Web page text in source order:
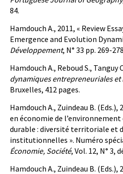
84.
Hamdouch A., 2011, « Review
Emergence and Evolution
Développement, N° 33 pp. 269-
Hamdouch A., Reboud S., Tanguy
dynamiques entrepreneuriales
Bruxelles, 412 pages.
Hamdouch A., Zuindeau B. (Eds.),
en économie de
durable : diversité territoriale et
institutionnelles ». Numéro
Économie, Société, Vol. 12, N° 3,
Hamdouch A., Zuindeau B. (Eds.),